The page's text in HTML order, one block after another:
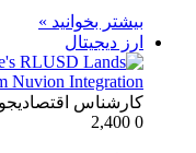
بیشتر بخوانید »
ارز دیجیتال
کارشناس اقتصادی
0